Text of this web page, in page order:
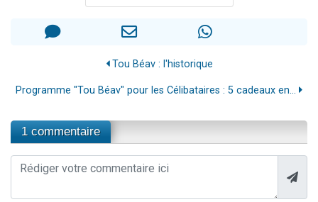
Tou Béav : l'historique
Programme "Tou Béav" pour les Célibataires : 5 cadeaux en...
1 commentaire